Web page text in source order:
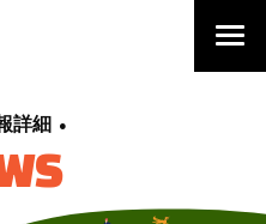
詳細